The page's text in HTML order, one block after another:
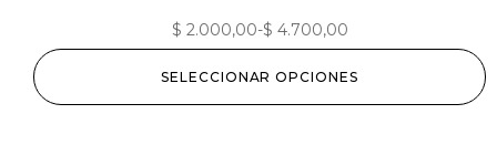
$ 2.000,00-$ 4.700,00
SELECCIONAR OPCIONES